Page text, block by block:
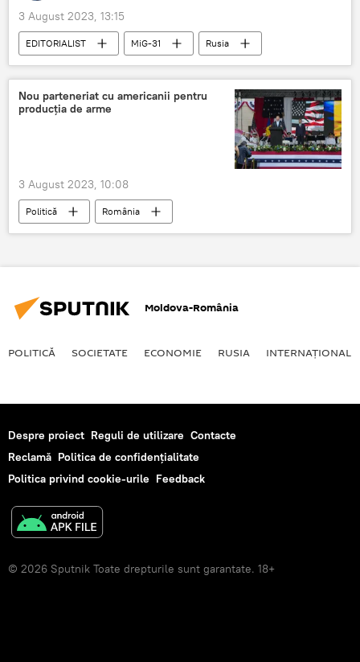
3 August 2023, 13:15
EDITORIALIST MiG-31
Rusia
NATO
Nou parteneriat cu americanii pentru
producția de arme
3 August 2023, 10:08
Politică România
Moldova-România
POLITICĂ SOCIETATE ECONOMIE RUSIA INTERNAŢIONAL
Despre proiect Reguli de utilizare Contacte
Reclamă Politica de confidențialitate
Politica privind cookie-urile Feedback
© 2026 Sputnik Toate drepturile sunt garantate. 18+